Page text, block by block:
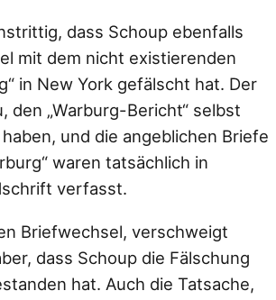
dass Schoup ebenfalls
mit dem nicht existierenden
in New York gefälscht hat. Der
den „Warburg-Bericht“ selbst
und die angeblichen Briefe
waren tatsächlich in
verfasst.
Briefwechsel, verschweigt
dass Schoup die Fälschung
hat. Auch die Tatsache,